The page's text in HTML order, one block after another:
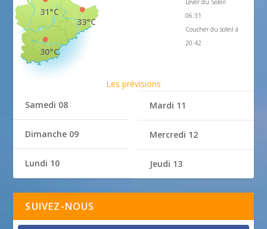
33°C
31°C
30°C
Lever du Soleil
06:31
Coucher du soleil à
20:42
Les prévisions
Samedi 08
Dimanche 09
Lundi 10
Mardi 11
Mercredi 12
Jeudi 13
SUIVEZ-NOUS